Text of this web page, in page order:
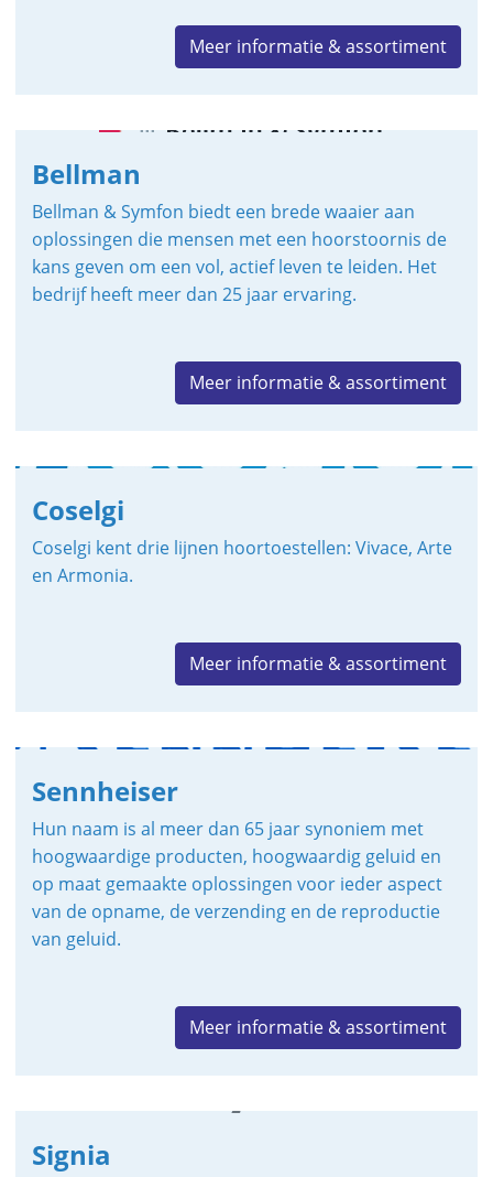
Meer informatie & assortiment
Bellman
Bellman & Symfon biedt een brede waaier aan
oplossingen die mensen met een hoorstoornis de
kans geven om een vol, actief leven te leiden. Het
bedrijf heeft meer dan 25 jaar ervaring.
Meer informatie & assortiment
Coselgi
Coselgi kent drie lijnen hoortoestellen: Vivace, Arte
en Armonia.
Meer informatie & assortiment
Sennheiser
Hun naam is al meer dan 65 jaar synoniem met
hoogwaardige producten, hoogwaardig geluid en
op maat gemaakte oplossingen voor ieder aspect
van de opname, de verzending en de reproductie
van geluid.
Meer informatie & assortiment
Signia